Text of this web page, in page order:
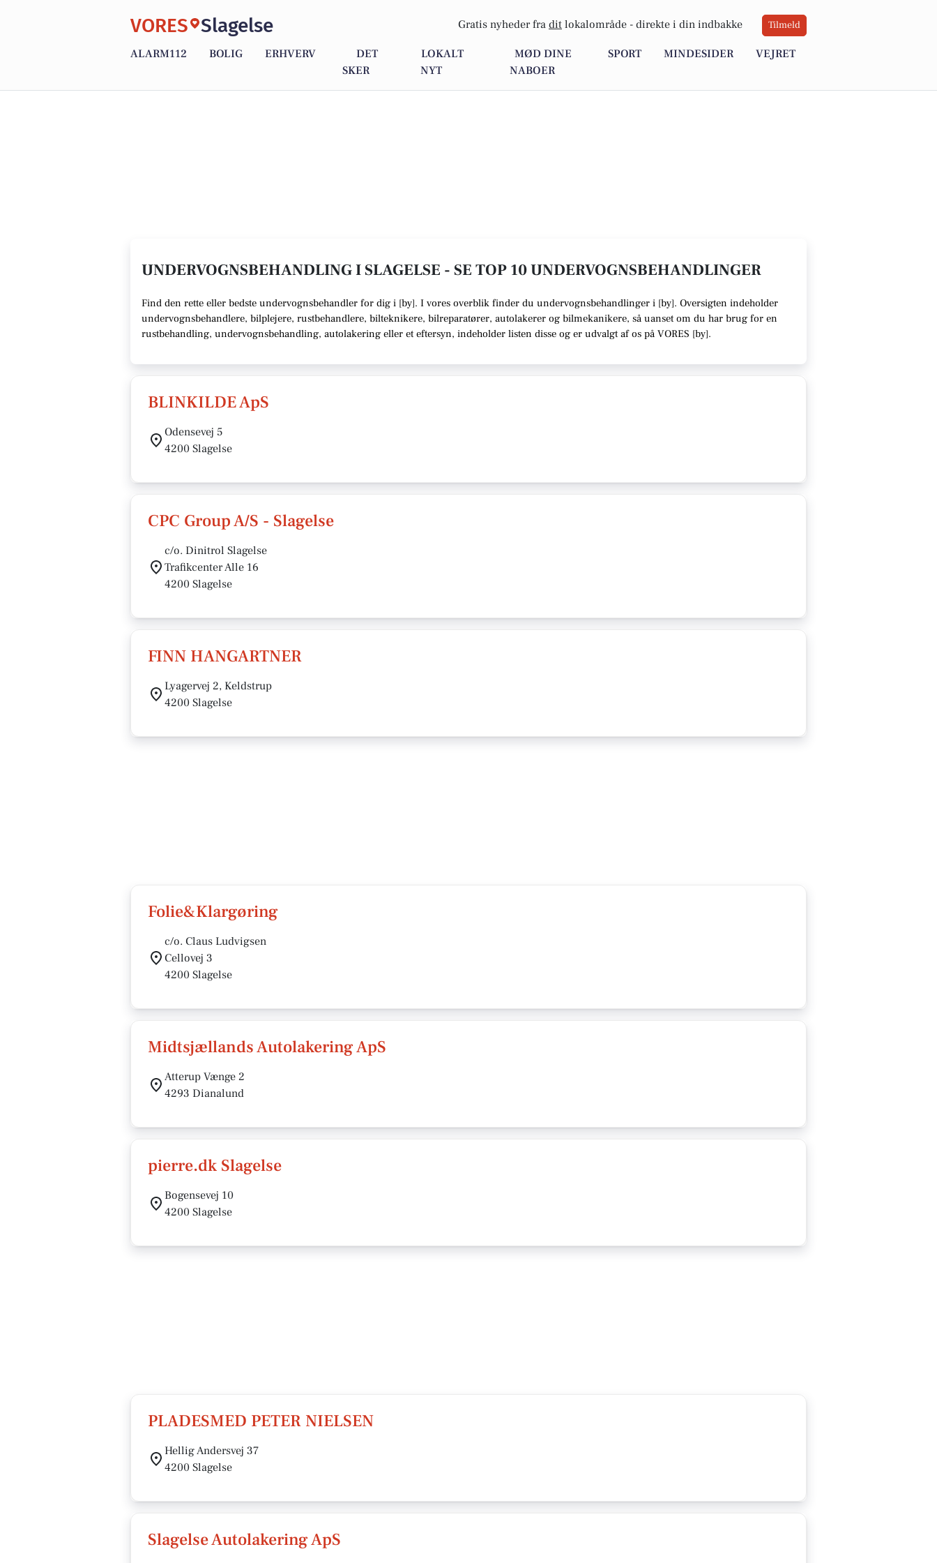
VORES Slagelse Gratis nyheder fra dit lokalområde - direkte i din indbakke Tilmeld
ALARM112 BOLIG ERHVERV
DET
SKER
LOKALT
NYT
MØD DINE
NABOER
SPORT MINDESIDER VEJRET
UNDERVOGNSBEHANDLING I SLAGELSE - SE TOP 10 UNDERVOGNSBEHANDLINGER
Find den rette eller bedste undervognsbehandler for dig i [by]. I vores overblik finder du undervognsbehandlinger i [by]. Oversigten indeholder
undervognsbehandlere, bilplejere, rustbehandlere, bilteknikere, bilreparatører, autolakerer og bilmekanikere, så uanset om du har brug for en
rustbehandling, undervognsbehandling, autolakering eller et eftersyn, indeholder listen disse og er udvalgt af os på VORES [by].
BLINKILDE ApS
Odensevej 5
4200 Slagelse
CPC Group A/S - Slagelse
c/o. Dinitrol Slagelse
Trafikcenter Alle 16
4200 Slagelse
FINN HANGARTNER
Lyagervej 2, Keldstrup
4200 Slagelse
Folie&Klargøring
c/o. Claus Ludvigsen
Cellovej 3
4200 Slagelse
Midtsjællands Autolakering ApS
Atterup Vænge 2
4293 Dianalund
pierre.dk Slagelse
Bogensevej 10
4200 Slagelse
PLADESMED PETER NIELSEN
Hellig Andersvej 37
4200 Slagelse
Slagelse Autolakering ApS